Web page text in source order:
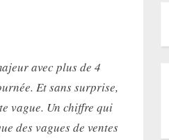
de
septembre
?
avec plus de 4
Et sans surprise,
vague. Un chiffre qui
des vagues de ventes